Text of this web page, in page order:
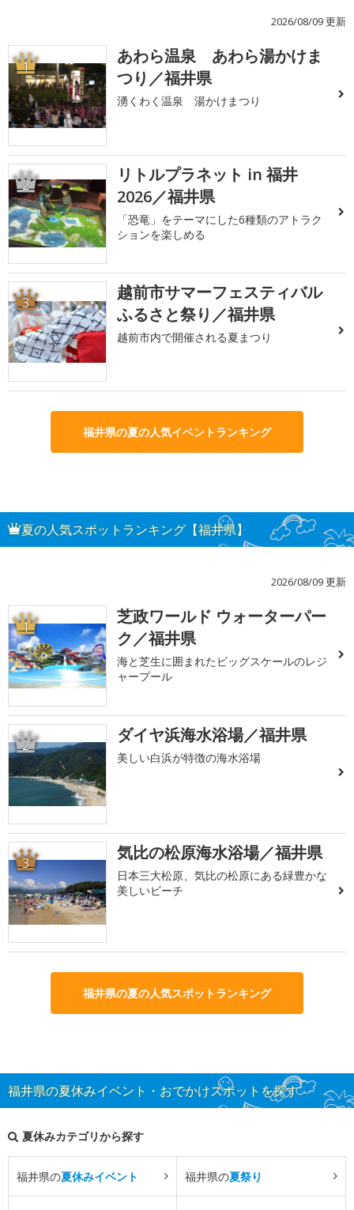
2026/08/09 更新
1
あわら温泉 あわら湯かけま
つり／福井県
湧くわく温泉 湯かけまつり
2
リトルプラネット in 福井
2026／福井県
「恐竜」をテーマにした6種類のアトラク
ションを楽しめる
3
越前市サマーフェスティバル
ふるさと祭り／福井県
越前市内で開催される夏まつり
福井県の夏の人気イベントランキング
夏の人気スポットランキング【福井県】
2026/08/09 更新
1
芝政ワールド ウォーターパー
ク／福井県
海と芝生に囲まれたビッグスケールのレジ
ャープール
2 ダイヤ浜海水浴場／福井県
美しい白浜が特徴の海水浴場
3 気比の松原海水浴場／福井県
日本三大松原、気比の松原にある緑豊かな
美しいビーチ
福井県の夏の人気スポットランキング
福井県の夏休みイベント・おでかけスポットを探す
夏休みカテゴリから探す
福井県の夏休みイベント 福井県の夏祭り